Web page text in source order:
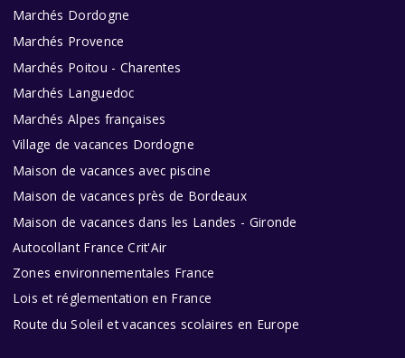
Marchés Dordogne
Marchés Provence
Marchés Poitou - Charentes
Marchés Languedoc
Marchés Alpes françaises
Village de vacances Dordogne
Maison de vacances avec piscine
Maison de vacances près de Bordeaux
Maison de vacances dans les Landes - Gironde
Autocollant France Crit'Air
Zones environnementales France
Lois et réglementation en France
Route du Soleil et vacances scolaires en Europe